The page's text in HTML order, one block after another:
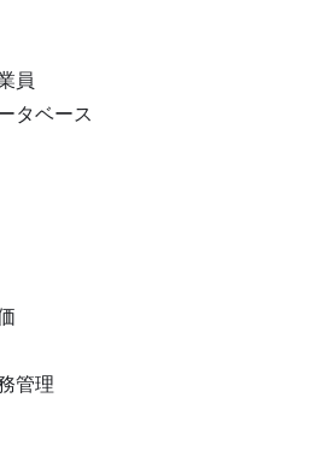
員
タベース
管理